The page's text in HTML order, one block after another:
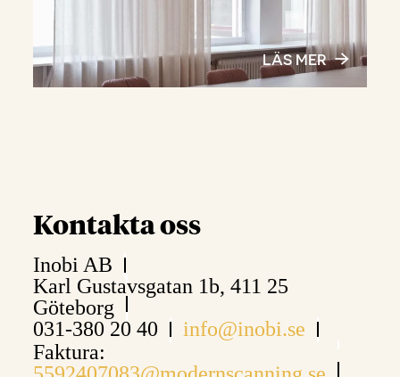
LÄS MER
Kontakta oss
Inobi AB
Karl Gustavsgatan 1b, 411 25
Göteborg
031-380 20 40
info@inobi.se
Faktura: